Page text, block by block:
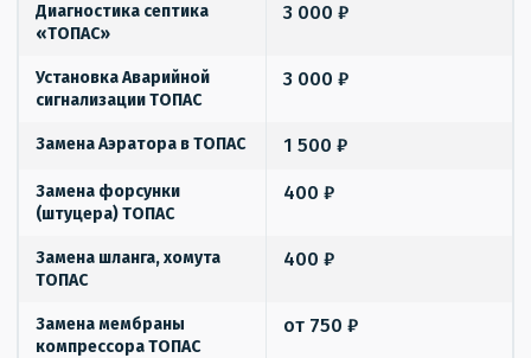
Диагностика септика
«ТОПАС»
Установка Аварийной
сигнализации ТОПАС
Замена Аэратора в ТОПАС
Замена форсунки
(штуцера) ТОПАС
Замена шланга, хомута
ТОПАС
Замена мембраны
компрессора ТОПАС
3 000 ₽
3 000 ₽
1 500 ₽
400 ₽
400 ₽
от 750 ₽